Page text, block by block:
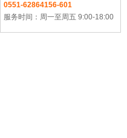
0551-62864156-601
服务时间：周一至周五 9:00-18:00